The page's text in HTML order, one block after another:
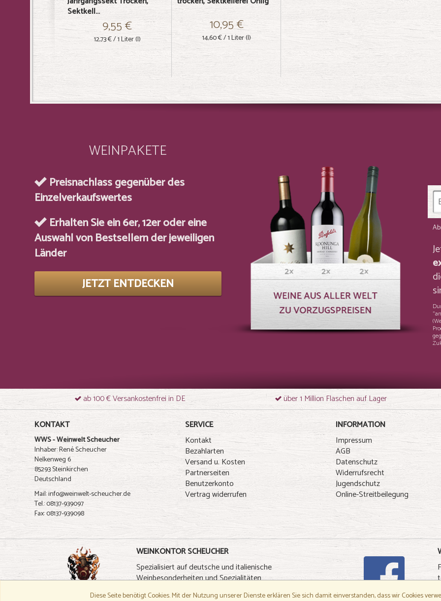
Sektkell...
9,55 €
12,73 €/ 1 Liter (l)
10,95 €
14,60 €/ 1 Liter (l)
WEINPAKETE
Preisnachlass gegenüber des
Einzelverkaufswertes
Erhalten Sie ein 6er, 12er oder eine
Auswahl von Bestsellern der jeweiligen
Länder
JETZT ENTDECKEN
ab 100 € Versankostenfrei in DE
über 1 Million Flaschen auf Lager
KONTAKT
WWS - Weinwelt Scheucher
Inhaber: René Scheucher
Nelkenweg 6
85293 Steinkirchen
Deutschland
Mail: info@weinwelt-scheucher.de
Tel.: 08137-939097
Fax: 08137-939098
SERVICE
Kontakt
Bezahlarten
Versand u. Kosten
Partnerseiten
Benutzerkonto
Vertrag widerrufen
INFORMATION
Impressum
AGB
Datenschutz
Widerrufsrecht
Jugendschutz
Online-Streitbeilegung
WEINKONTOR SCHEUCHER
Spezialisiert auf deutsche und italienische
Weinbesonderheiten und Spezialitäten
– Zu Weinkontor Scheucher –
Diese Seite benötigt Cookies.Mit der Nutzung unserer Dienste erklären Sie sich damit einverstanden, dass wir Cookies